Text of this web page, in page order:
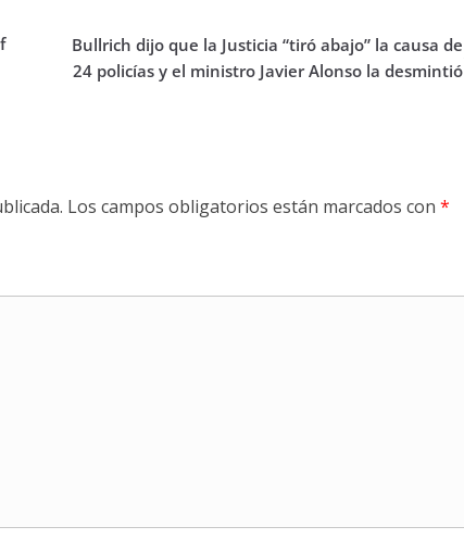
Bullrich dijo que la Justicia “tiró abajo” la causa de
24 policías y el ministro Javier Alonso la desmintió
Los campos obligatorios están marcados con *